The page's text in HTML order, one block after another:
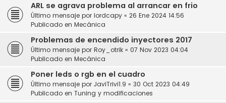
ARL se agrava problema al arrancar en frio
Último mensaje por lordcapy « 26 Ene 2024 14:56
Publicado en Mecánica
Problemas de encendido inyectores 2017
Último mensaje por Roy_otrik « 07 Nov 2023 04:04
Publicado en Mecánica
Poner leds o rgb en el cuadro
Último mensaje por JaviTrivi1.9 « 30 Oct 2023 04:49
Publicado en Tuning y modificaciones